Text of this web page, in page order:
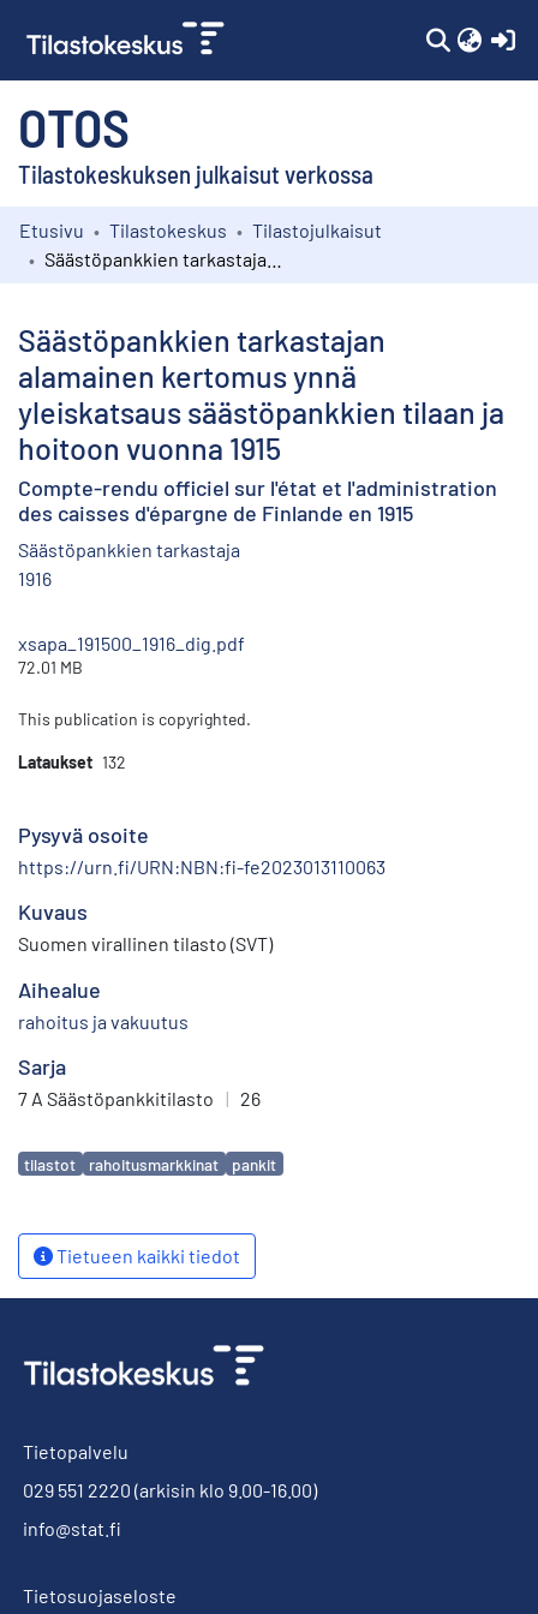
OTOS
Tilastokeskuksen julkaisut verkossa
Kokoelmat
Etusivu Tilastokeskus
Tilastojulkaisut
Säästöpankkien tarkastajan
alamainen kertomus ynnä
yleiskatsaus säästöpankkien tilaan ja
hoitoon vuonna 1915
Compte-rendu officiel sur l'état et l'administration
des caisses d'épargne de Finlande en 1915
Säästöpankkien tarkastaja
1916
xsapa_191500_1916_dig.pdf
72.01 MB
This publication is copyrighted.
Lataukset 132
Pysyvä osoite
https://urn.fi/URN:NBN:fi-fe2023013110063
Kuvaus
Suomen virallinen tilasto (SVT)
Aihealue
rahoitus ja vakuutus
Sarja
7 A Säästöpankkitilasto | 26
Avainsanat
tilastot rahoitusmarkkinat pankit
Tietueen kaikki tiedot
Tietopalvelu
029 551 2220 (arkisin klo 9.00-16.00)
info@stat.fi
Tietosuojaseloste